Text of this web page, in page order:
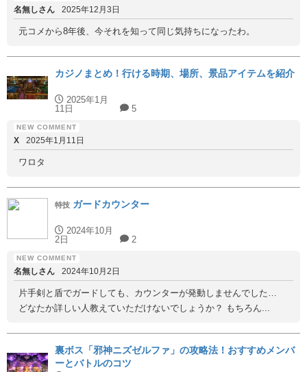
名無しさん 2025年12月3日
元コメから8年後、今それを知って同じ気持ちになったわ。
カジノまとめ！行ける時期、場所、景品アイテムを紹介
2025年1月
11日
5
X 2025年1月11日
ワロタ
特技 ガードカウンター
2024年10月
2日
2
名無しさん 2024年10月2日
片手剣と盾でガードしても、カウンターが発動しませんでした…
どなたか詳しい人教えていただけないでしょうか？ もちろん...
裏ボス「邪神ニズゼルファ」の攻略法！おすすめメンバ
ーとバトルのコツ